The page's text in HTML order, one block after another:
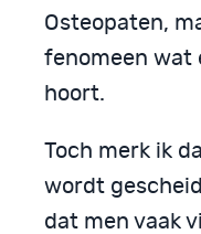
Osteopaten,
fenomeen wat
hoort.
Toch merk ik
wordt
dat men vaak